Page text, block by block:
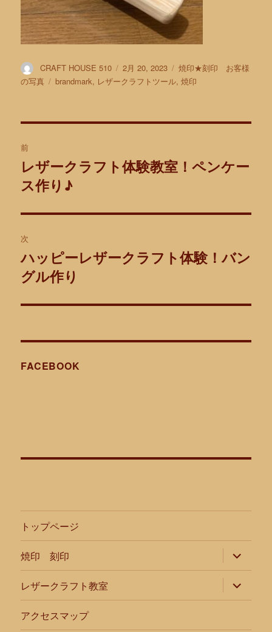
投
稿
CRAFT HOUSE 510
投
稿
2月 20, 2023
カ
テ
焼印★刻印 お客様
の写真
タ
brandmark, レザークラフトツール,焼印
稿
ナ
ビ
ゲ
ー
シ
ン
前
前
の
稿:
レザークラフト体験教室！ペンケー
ス作り♪
次
次
の
稿:
ハッピーレザークラフト体験！バン
グル作り
FACEBOOK
トップページ
焼印 刻印 サ
ブ
メ
ニ
ュ
ー
レザークラフト教室 サ
ブ
メ
アクセスマップ